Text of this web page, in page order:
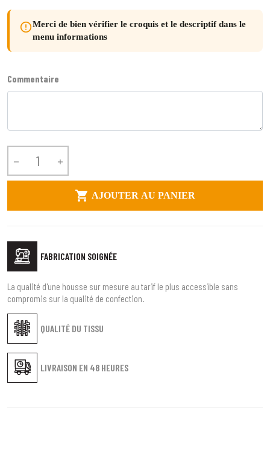
error_outlineMerci de bien vérifier le croquis et le descriptif dans le
menu informations
Commentaire
 
 AJOUTER AU PANIER
FABRICATION SOIGNÉE
QUALITÉ DU TISSU
LIVRAISON EN 48 HEURES
La qualité d'une housse sur mesure au tarif le plus accessible sans
compromis sur la qualité de confection.